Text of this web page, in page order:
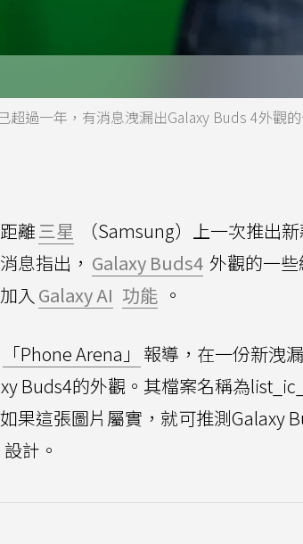
超過一年，有消息洩漏出Galaxy Buds 4外觀
離三星 （Samsung）上一次推出
息指出， Galaxy Buds4 外觀的一
入 Galaxy AI 功能 。
「Phone Arena」 報導，在一份新洩
Buds4的外觀。其檔案名稱為
果這張圖片屬實，就可推測Galaxy
計。